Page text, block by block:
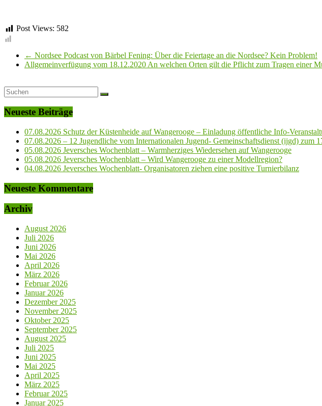
Post Views: 582
← Nordsee Podcast von Bärbel Fening: Über die Feiertage an die Nordsee? Kein Problem!
Allgemeinverfügung vom 18.12.2020 An welchen Orten gilt die Pflicht zum Tragen einer
Neueste Beiträge
07.08.2026 Schutz der Küstenheide auf Wangerooge – Einladung öffentliche Info-
07.08.2026 – 12 Jugendliche vom Internationalen Jugend- Gemeinschaftsdienst (ijgd) zum
05.08.2026 Jeversches Wochenblatt – Warmherziges Wiedersehen auf Wangerooge
05.08.2026 Jeversches Wochenblatt – Wird Wangerooge zu einer Modellregion?
04.08.2026 Jeversches Wochenblatt- Organisatoren ziehen eine positive Turnierbilanz
Neueste Kommentare
Archiv
August 2026
Juli 2026
Juni 2026
Mai 2026
April 2026
März 2026
Februar 2026
Januar 2026
Dezember 2025
November 2025
Oktober 2025
September 2025
August 2025
Juli 2025
Juni 2025
Mai 2025
April 2025
März 2025
Februar 2025
Januar 2025